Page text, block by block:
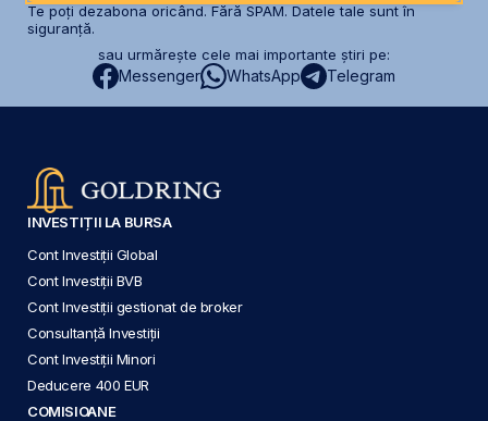
Te poți dezabona oricând. Fără SPAM. Datele tale sunt în
siguranță.
sau urmărește cele mai importante știri pe:
Messenger WhatsApp Telegram
INVESTIȚII LA BURSA
Cont Investiții Global
Cont Investiții BVB
Cont Investiții gestionat de broker
Consultanță Investiții
Cont Investiții Minori
Deducere 400 EUR
COMISIOANE